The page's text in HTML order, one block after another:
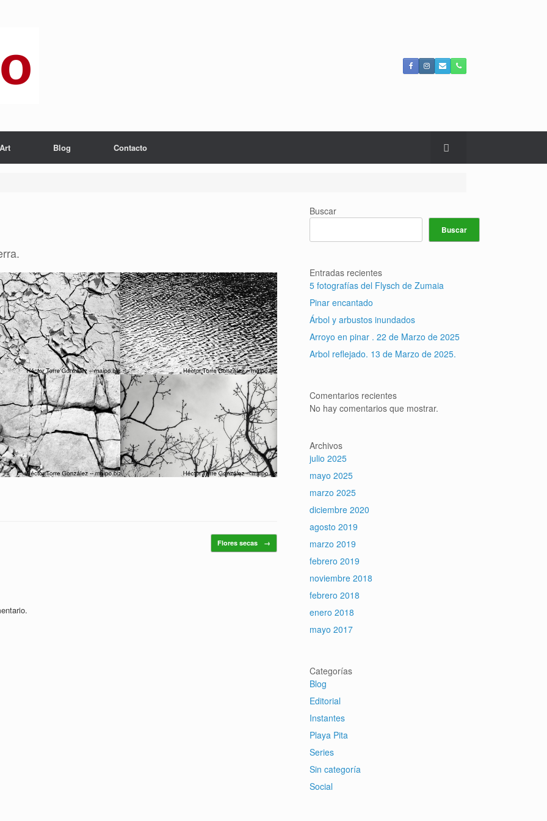
Blog Contacto
Flores secas →
Buscar
Buscar
Entradas recientes
5 fotografías del Flysch de Zumaia
Pinar encantado
Árbol y arbustos inundados
Arroyo en pinar . 22 de Marzo de 2025
Arbol reflejado. 13 de Marzo de 2025.
Comentarios recientes
No hay comentarios que mostrar.
Archivos
julio 2025
mayo 2025
marzo 2025
diciembre 2020
agosto 2019
marzo 2019
febrero 2019
noviembre 2018
febrero 2018
enero 2018
mayo 2017
Categorías
Blog
Editorial
Instantes
Playa Pita
Series
Sin categoría
Social